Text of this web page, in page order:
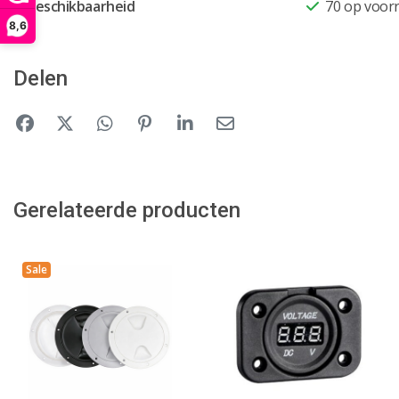
8,6
Beschikbaarheid 70 op
Delen
Gerelateerde producten
Sale